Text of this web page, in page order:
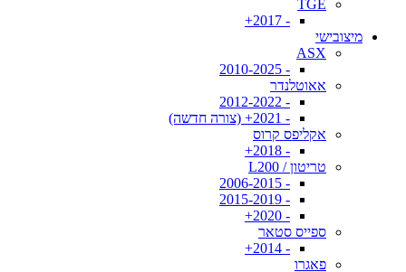
TGE
- 2017+
מיצובישי
ASX
- 2010-2025
אאוטלנדר
- 2012-2022
- 2021+ (צורה חדשה)
אקליפס קרוס
- 2018+
טריטון / L200
- 2006-2015
- 2015-2019
- 2020+
ספייס סטאר
- 2014+
פאגרו